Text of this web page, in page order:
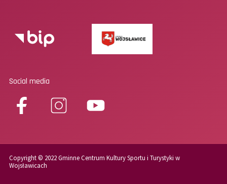
Social media
Copyright © 2022 Gminne Centrum Kultury Sportu i Turystyki w
Wojsławicach